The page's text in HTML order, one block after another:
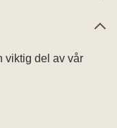
viktig del av vår